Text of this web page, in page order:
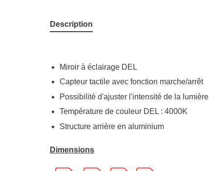
Description
Miroir à éclairage DEL
Capteur tactile avec fonction marche/arrêt
Possibilité d'ajuster l'intensité de la lumière
Température de couleur DEL : 4000K
Structure arrière en aluminium
Dimensions